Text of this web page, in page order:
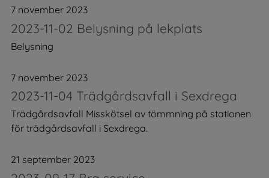
7 november 2023
2023-11-02 Belysning på lekplats
Belysning
7 november 2023
2023-11-04 Trädgårdsavfall i Sexdrega
Trädgårdsavfall Misskötsel av tömmning på stationen
för trädgårdsavfall i Sexdrega.
21 september 2023